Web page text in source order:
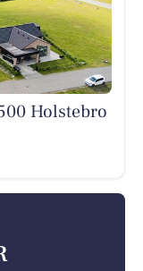
Holstebro